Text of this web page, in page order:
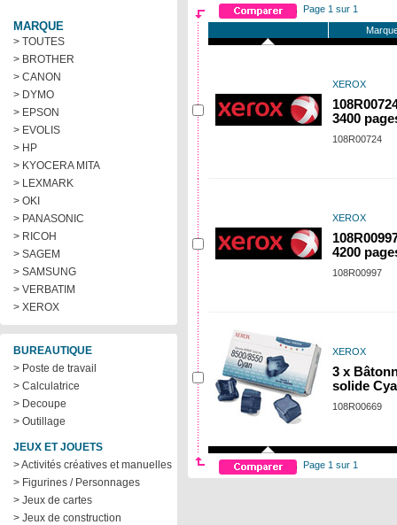
MARQUE
> TOUTES
> BROTHER
> CANON
> DYMO
> EPSON
> EVOLIS
> HP
> KYOCERA MITA
> LEXMARK
> OKI
> PANASONIC
> RICOH
> SAGEM
> SAMSUNG
> VERBATIM
> XEROX
BUREAUTIQUE
> Poste de travail
> Calculatrice
> Decoupe
> Outillage
JEUX ET JOUETS
> Activités créatives et manuelles
> Figurines / Personnages
> Jeux de cartes
> Jeux de construction
Page 1 sur 1
XEROX
3400
108R00724
XEROX
4200
108R00997
XEROX
3 x
solide
108R00669
Page 1 sur 1